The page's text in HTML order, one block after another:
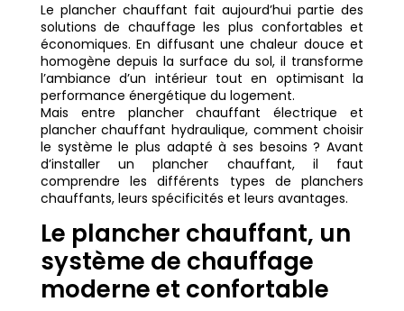
Le plancher chauffant fait aujourd’hui partie des
solutions de chauffage les plus confortables et
économiques. En diffusant une chaleur douce et
homogène depuis la surface du sol, il transforme
l’ambiance d’un intérieur tout en optimisant la
performance énergétique du logement.
Mais entre plancher chauffant électrique et
plancher chauffant hydraulique, comment choisir
le système le plus adapté à ses besoins ? Avant
d’installer un plancher chauffant, il faut
comprendre les différents types de planchers
chauffants, leurs spécificités et leurs avantages.
Le plancher chauffant, un
système de chauffage
moderne et confortable